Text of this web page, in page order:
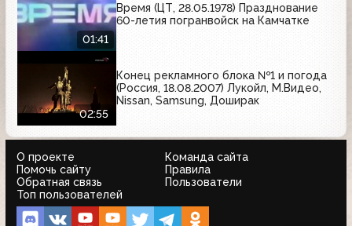
01:41
Время (ЦТ, 28.05.1978) Празднование
60-летия погранвойск на Камчатке
02:55
Конец рекламного блока №1 и погода
(Россия, 18.08.2007) Лукойл, М.Видео,
Nissan, Samsung, Доширак
О проекте
Команда сайта
Помочь сайту
Правила
Обратная связь
Пользователи
Топ пользователей